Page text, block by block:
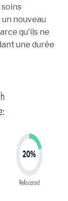
soins
nouveau
qu'ils ne
une durée